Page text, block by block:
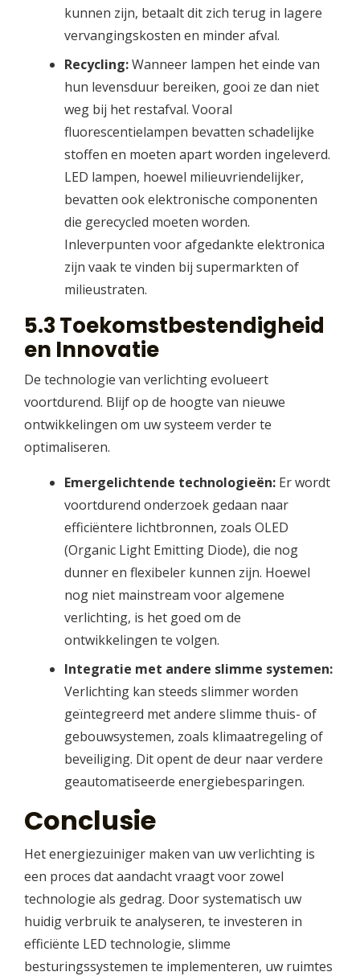
kunnen zijn, betaalt dit zich terug in lagere
vervangingskosten en minder afval.
Recycling:Wanneer lampen het einde van
hun levensduur bereiken, gooi ze dan niet
weg bij het restafval. Vooral
fluorescentielampen bevatten schadelijke
stoffen en moeten apart worden ingeleverd.
LED lampen, hoewel milieuvriendelijker,
bevatten ook elektronische componenten
die gerecycled moeten worden.
Inleverpunten voor afgedankte elektronica
zijn vaak te vinden bij supermarkten of
milieustraten.
5.3 Toekomstbestendigheid
en Innovatie
De technologie van verlichting evolueert
voortdurend. Blijf op de hoogte van nieuwe
ontwikkelingen om uw systeem verder te
optimaliseren.
Emergelichtende technologieën:Er wordt
voortdurend onderzoek gedaan naar
efficiëntere lichtbronnen, zoals OLED
(Organic Light Emitting Diode), die nog
dunner en flexibeler kunnen zijn. Hoewel
nog niet mainstream voor algemene
verlichting, is het goed om de
ontwikkelingen te volgen.
Integratie met andere slimme systemen:
Verlichting kan steeds slimmer worden
geïntegreerd met andere slimme thuis- of
gebouwsystemen, zoals klimaatregeling of
beveiliging. Dit opent de deur naar verdere
geautomatiseerde energiebesparingen.
Conclusie
Het energiezuiniger maken van uw verlichting is
een proces dat aandacht vraagt voor zowel
technologie als gedrag. Door systematisch uw
huidig verbruik te analyseren, te investeren in
efficiënte LED technologie, slimme
besturingssystemen te implementeren, uw ruimtes